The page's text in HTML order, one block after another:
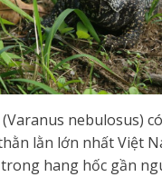
(Varanus nebulosus)
lằn lớn nhất Việt
hang hốc gần